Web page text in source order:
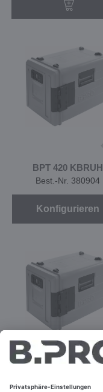
BPT 420 KBRUH
Best.-Nr. 380904
Konfigurieren
Best.-Nr. 573516